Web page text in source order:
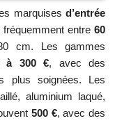
marquisesd’entrée
fréquemment entre60
cm. Les gammes
à 300 €, avec des
plus soignées. Les
aluminium laqué,
500 €, avec des